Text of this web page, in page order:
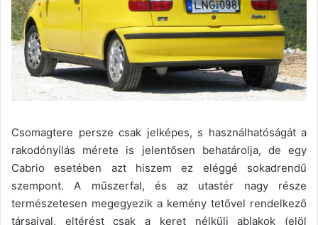
Csomagtere persze csak jelképes, s használhatóságát a
rakodónyílás mérete is jelentősen behatárolja, de egy
Cabrio esetében azt hiszem ez eléggé sokadrendű
szempont. A műszerfal, és az utastér nagy része
természetesen megegyezik a kemény tetővel rendelkező
társaival, eltérést csak a keret nélküli ablakok (elöl